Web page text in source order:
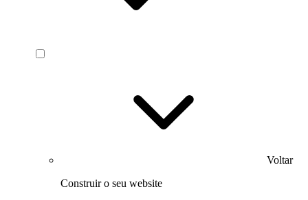
Voltar
Construir o seu website